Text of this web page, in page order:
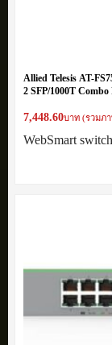
Allied Telesis AT-
2 SFP/1000T Combo
7,448.60บาท (รวมภ
WebSmart